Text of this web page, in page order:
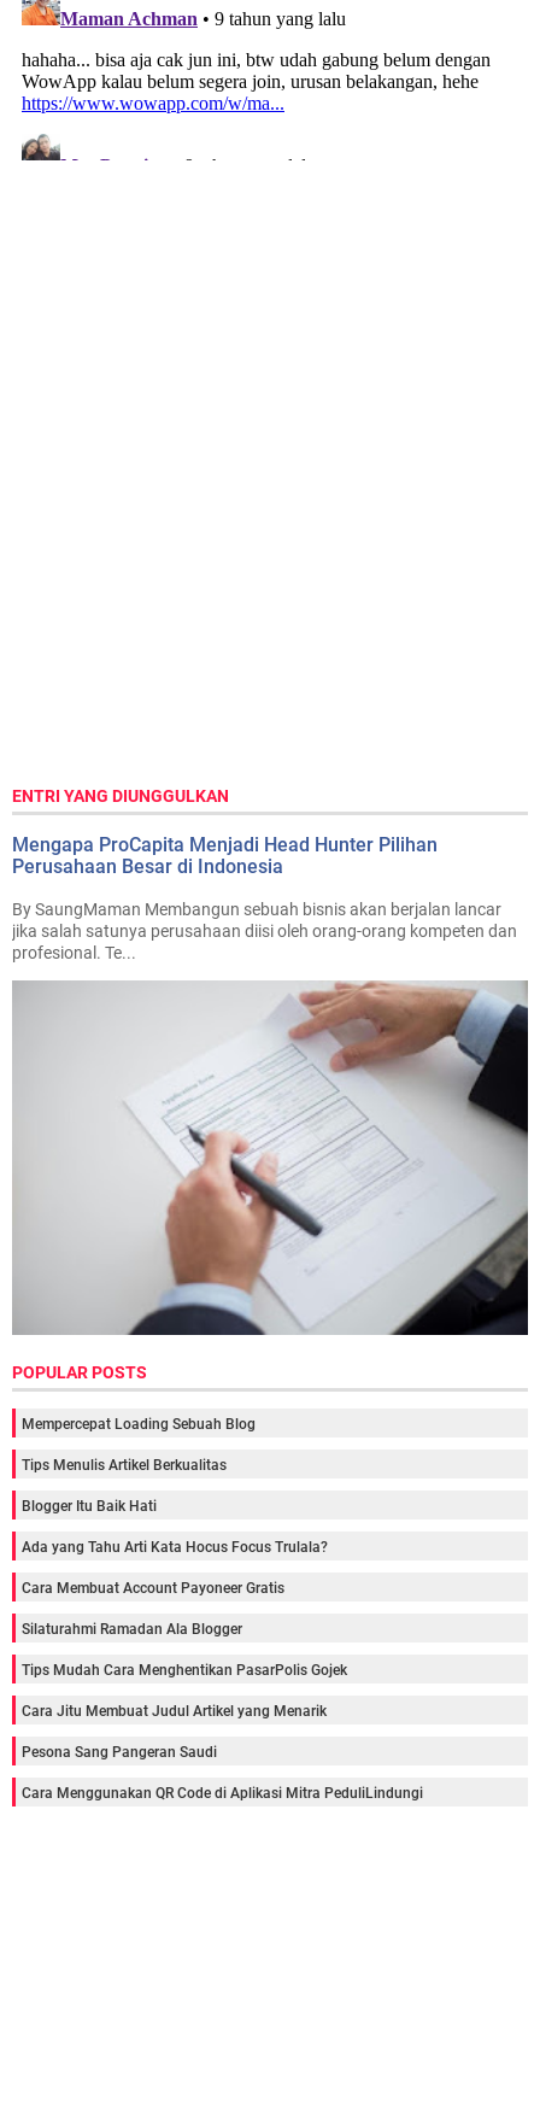
ENTRI YANG DIUNGGULKAN
Mengapa ProCapita Menjadi Head Hunter Pilihan
Perusahaan Besar di Indonesia
By SaungMaman Membangun sebuah bisnis akan berjalan lancar
jika salah satunya perusahaan diisi oleh orang-orang kompeten dan
profesional. Te...
POPULAR POSTS
Mempercepat Loading Sebuah Blog
Tips Menulis Artikel Berkualitas
Blogger Itu Baik Hati
Ada yang Tahu Arti Kata Hocus Focus Trulala?
Cara Membuat Account Payoneer Gratis
Silaturahmi Ramadan Ala Blogger
Tips Mudah Cara Menghentikan PasarPolis Gojek
Cara Jitu Membuat Judul Artikel yang Menarik
Pesona Sang Pangeran Saudi
Cara Menggunakan QR Code di Aplikasi Mitra PeduliLindungi